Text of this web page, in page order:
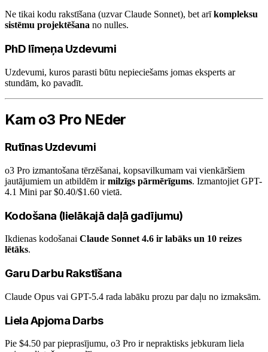
Ne tikai kodu rakstīšana (uzvar Claude Sonnet), bet arīkompleksu
sistēmu projektēšana no nulles.
PhD līmeņa Uzdevumi
Uzdevumi, kuros parasti būtu nepieciešams jomas eksperts ar
stundām, ko pavadīt.
Kam o3 Pro NEder
Rutīnas Uzdevumi
o3 Pro izmantošana tērzēšanai, kopsavilkumam vai vienkāršiem
jautājumiem un atbildēm irmilzīgs pārmērīgums. Izmantojiet GPT-
4.1 Mini par $0.40/$1.60 vietā.
Kodošana (lielākajā daļā gadījumu)
Ikdienas kodošanai Claude Sonnet 4.6 ir labāks un 10 reizes
lētāks.
Garu Darbu Rakstīšana
Claude Opus vai GPT-5.4 rada labāku prozu par daļu no izmaksām.
Liela Apjoma Darbs
Pie $4.50 par pieprasījumu, o3 Pro ir nepraktisks jebkuram liela